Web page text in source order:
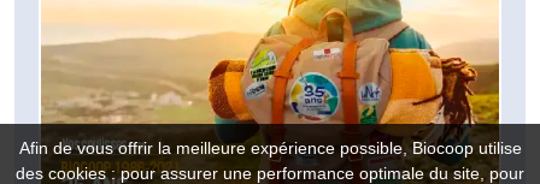
Afin de vous offrir la meilleure expérience possible, Biocoop utilise
des cookies : pour assurer une performance optimale du site, pour